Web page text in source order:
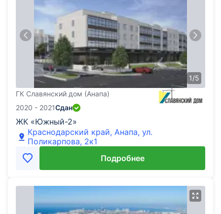
1/5
ГК Славянский дом (Анапа)
ЖК «Южный-2»
2020 - 2021Сдан
Краснодарский край, Анапа, ул.
Поликарпова, 2к1
Подробнее